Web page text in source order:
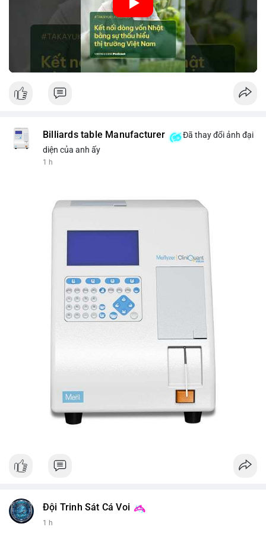
nhập khẩu từ Nhật Bản. Bài cũng nhấn mạnh vai trò của thông
tin thị trường chính xác trong việc giảm rủi ro khi kết nối các
thị trường khác nhau.
🎥 Xem video trực tiếp tại:
Billiards table Manufacturer
Đã thay đổi ảnh đại
diện của anh ấy
1 h
Đội Trinh Sát Cá Voi
1 h